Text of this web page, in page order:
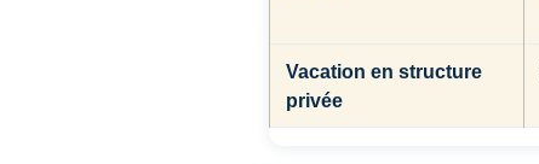
Vacation en structure
privée